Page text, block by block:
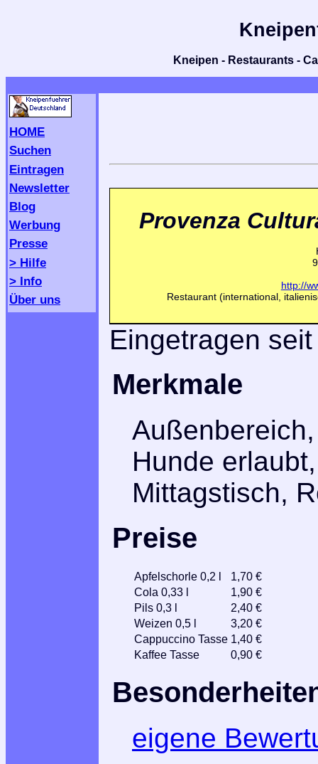
Kneipen - Restaurants -
HOME
Suchen
Eintragen
Newsletter
Blog
Werbung
Presse
> Hilfe
> Info
Über uns
Provenza
http://
Restaurant (international,
Eingetragen
Merkmale
Hunde
Mittagstisch,
Preise
Apfelschorle 0,2 l
1,70 €
Cola 0,33 l
1,90 €
Pils 0,3 l
2,40 €
Weizen 0,5 l
3,20 €
Cappuccino Tasse 1,40 €
Kaffee Tasse
0,90 €
eigene